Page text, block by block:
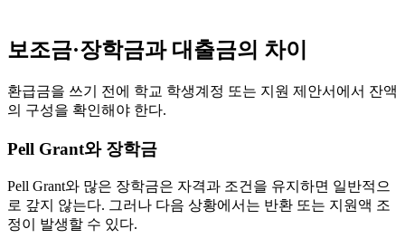
보조금·장학금과 대출금의 차이
환급금을 쓰기 전에 학교 학생계정 또는 지원 제안서에서 잔액
의 구성을 확인해야 한다.
Pell Grant와 장학금
Pell Grant와 많은 장학금은 자격과 조건을 유지하면 일반적으
로 갚지 않는다. 그러나 다음 상황에서는 반환 또는 지원액 조
정이 발생할 수 있다.